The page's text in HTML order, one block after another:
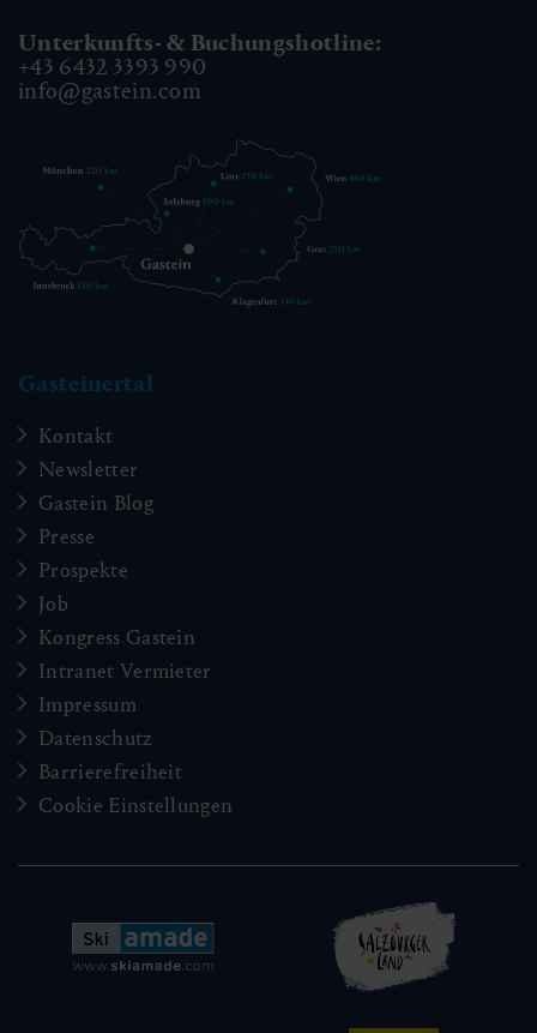
Unterkunfts- & Buchungshotline:
+43 6432 3393 990
info@gastein.com
Gasteinertal
Kontakt
Newsletter
Gastein Blog
Presse
Prospekte
Job
Kongress Gastein
Intranet Vermieter
Impressum
Datenschutz
Barrierefreiheit
Cookie Einstellungen